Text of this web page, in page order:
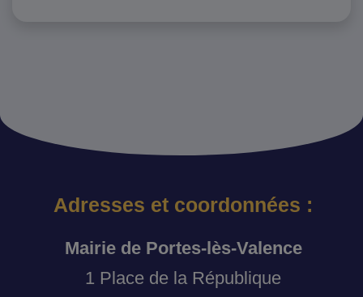
Adresses et coordonnées :
Mairie de Portes-lès-Valence
1 Place de la République